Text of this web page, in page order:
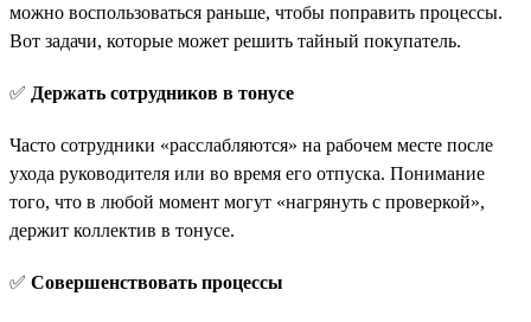
можно воспользоваться раньше, чтобы поправить процессы.
Вот задачи, которые может решить тайный покупатель.
✅ Держать сотрудников в тонусе
Часто сотрудники «расслабляются» на рабочем месте после
ухода руководителя или во время его отпуска. Понимание
того, что в любой момент могут «нагрянуть с проверкой»,
держит коллектив в тонусе.
✅ Совершенствовать процессы